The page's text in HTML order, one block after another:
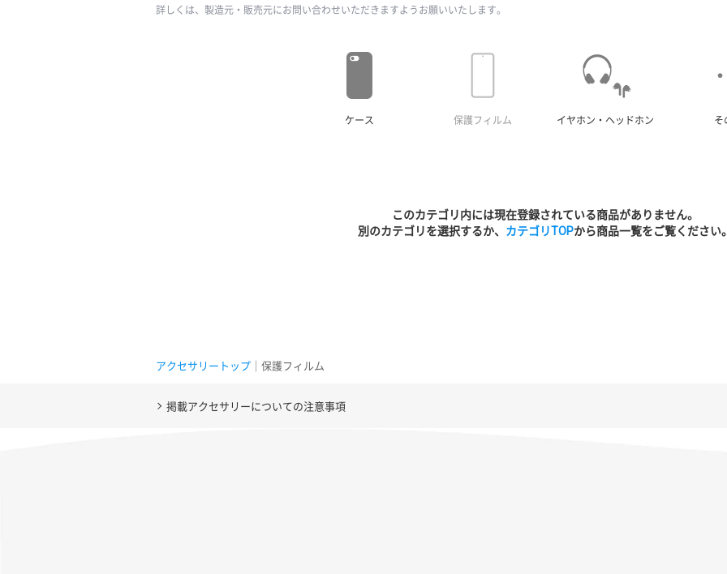
詳しくは、製造元・販売元にお問い合わせいただきますようお願いいたします。
ケース 保護フィルム イヤホン・ヘッドホン そ
このカテゴリ内には現在登録されている商品がありません。
別のカテゴリを選択するか、 カテゴリTOPから商品一覧をご覧ください
アクセサリートップ ｜保護フィルム
掲載アクセサリーについての注意事項